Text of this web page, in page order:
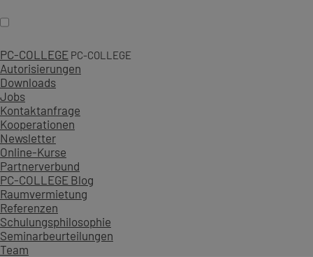
PC-COLLEGE PC-COLLEGE
Autorisierungen
Downloads
Jobs
Kontaktanfrage
Kooperationen
Newsletter
Online-Kurse
Partnerverbund
PC-COLLEGE Blog
Raumvermietung
Referenzen
Schulungsphilosophie
Seminarbeurteilungen
Team